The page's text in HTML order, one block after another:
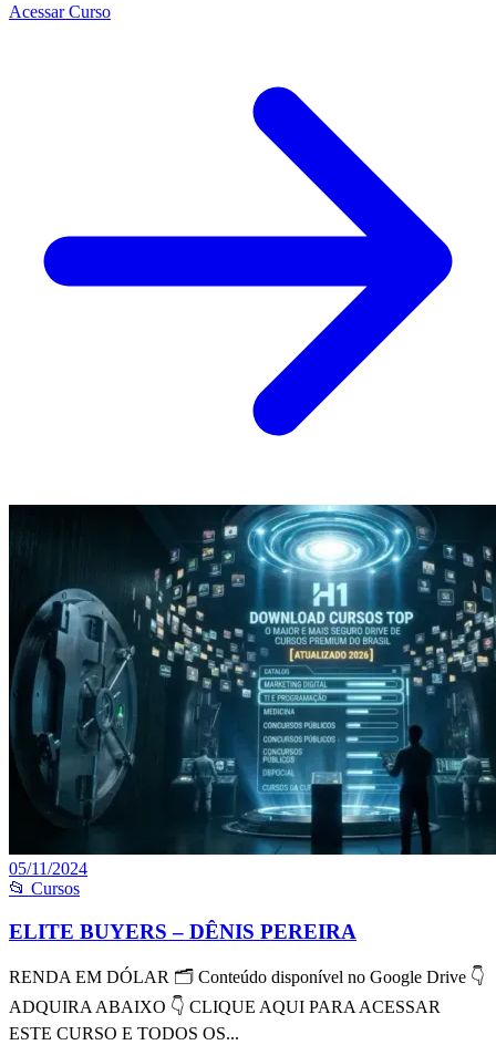
Acessar Curso
05/11/2024
📂 Cursos
ELITE BUYERS – DÊNIS PEREIRA
RENDA EM DÓLAR 🗂 Conteúdo disponível no Google Drive 👇
ADQUIRA ABAIXO 👇 CLIQUE AQUI PARA ACESSAR
ESTE CURSO E TODOS OS...